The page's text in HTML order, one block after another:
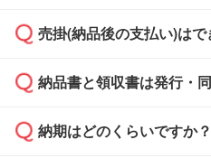
依頼いただいた場合は、
銀行振込のみのご対応と
売掛(納品後の支払い)はで
基本的には先入金をお願
どの場合は、月末締め翌
納品書と領収書は発行・
納品書・領収書は ご依頼
納期はどのくらいですか？